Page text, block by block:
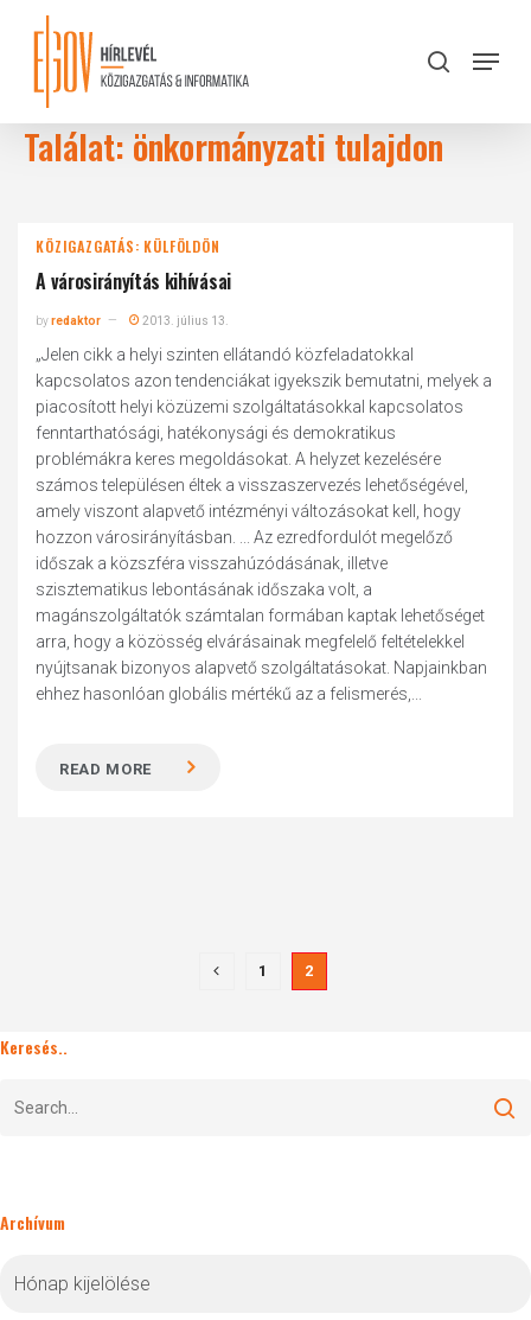
content
search
Menu
Találat: önkormányzati tulajdon
KÖZIGAZGATÁS: KÜLFÖLDÖN
A városirányítás kihívásai
byredaktor 2013. július 13.
„Jelen cikk a helyi szinten ellátandó közfeladatokkal
kapcsolatos azon tendenciákat igyekszik bemutatni, melyek a
piacosított helyi közüzemi szolgáltatásokkal kapcsolatos
fenntarthatósági, hatékonysági és demokratikus
problémákra keres megoldásokat. A helyzet kezelésére
számos településen éltek a visszaszervezés lehetőségével,
amely viszont alapvető intézményi változásokat kell, hogy
hozzon városirányításban. ... Az ezredfordulót megelőző
időszak a közszféra visszahúzódásának, illetve
szisztematikus lebontásának időszaka volt, a
magánszolgáltatók számtalan formában kaptak lehetőséget
arra, hogy a közösség elvárásainak megfelelő feltételekkel
nyújtsanak bizonyos alapvető szolgáltatásokat. Napjainkban
ehhez hasonlóan globális mértékű az a felismerés,...
READ MORE
1 2
Keresés..
Archívum
Close